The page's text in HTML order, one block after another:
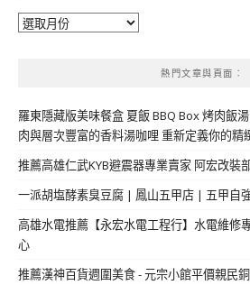
彙
熱門文章與頁面︰
羅東隱藏版美味餐盒 夏飯 BBQ Box 烤肉飯
肉與層次豐富的香料湯咖哩 重新定義你的精
推薦高雄仁武KYB避震器專業賣家 阿宏改裝
一派胡塩酵素臭豆腐 | 鳳山五甲店 | 五甲自
高雄水電推薦【永宏水電工程行】水電維修
心
推薦漢神百貨週圍美食 - 元宗小館平價親民